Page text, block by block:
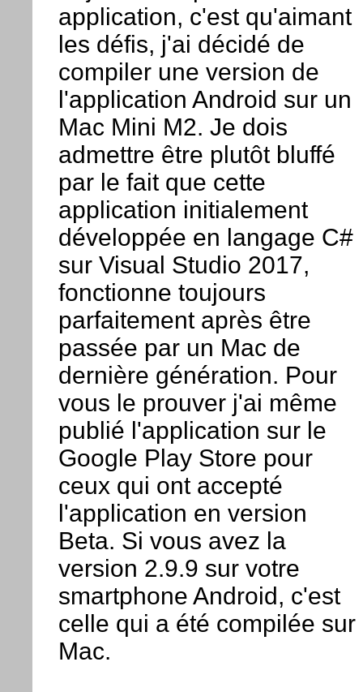
application, c'est qu'aimant
les défis, j'ai décidé de
compiler une version de
l'application Android sur un
Mac Mini M2. Je dois
admettre être plutôt bluffé
par le fait que cette
application initialement
développée en langage C#
sur Visual Studio 2017,
fonctionne toujours
parfaitement après être
passée par un Mac de
dernière génération. Pour
vous le prouver j'ai même
publié l'application sur le
Google Play Store pour
ceux qui ont accepté
l'application en version
Beta. Si vous avez la
version 2.9.9 sur votre
smartphone Android, c'est
celle qui a été compilée sur
Mac.